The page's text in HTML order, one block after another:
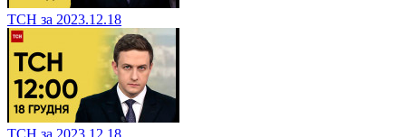
ТСН за 2023.12.18
ТСН за 2023.12.18